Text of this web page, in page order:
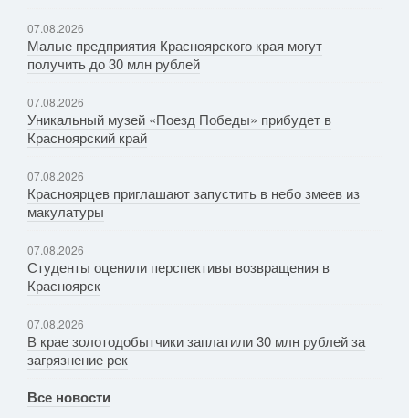
07.08.2026
Малые предприятия Красноярского края могут
получить до 30 млн рублей
07.08.2026
Уникальный музей «Поезд Победы» прибудет в
Красноярский край
07.08.2026
Красноярцев приглашают запустить в небо змеев из
макулатуры
07.08.2026
Студенты оценили перспективы возвращения в
Красноярск
07.08.2026
В крае золотодобытчики заплатили 30 млн рублей за
загрязнение рек
Все новости